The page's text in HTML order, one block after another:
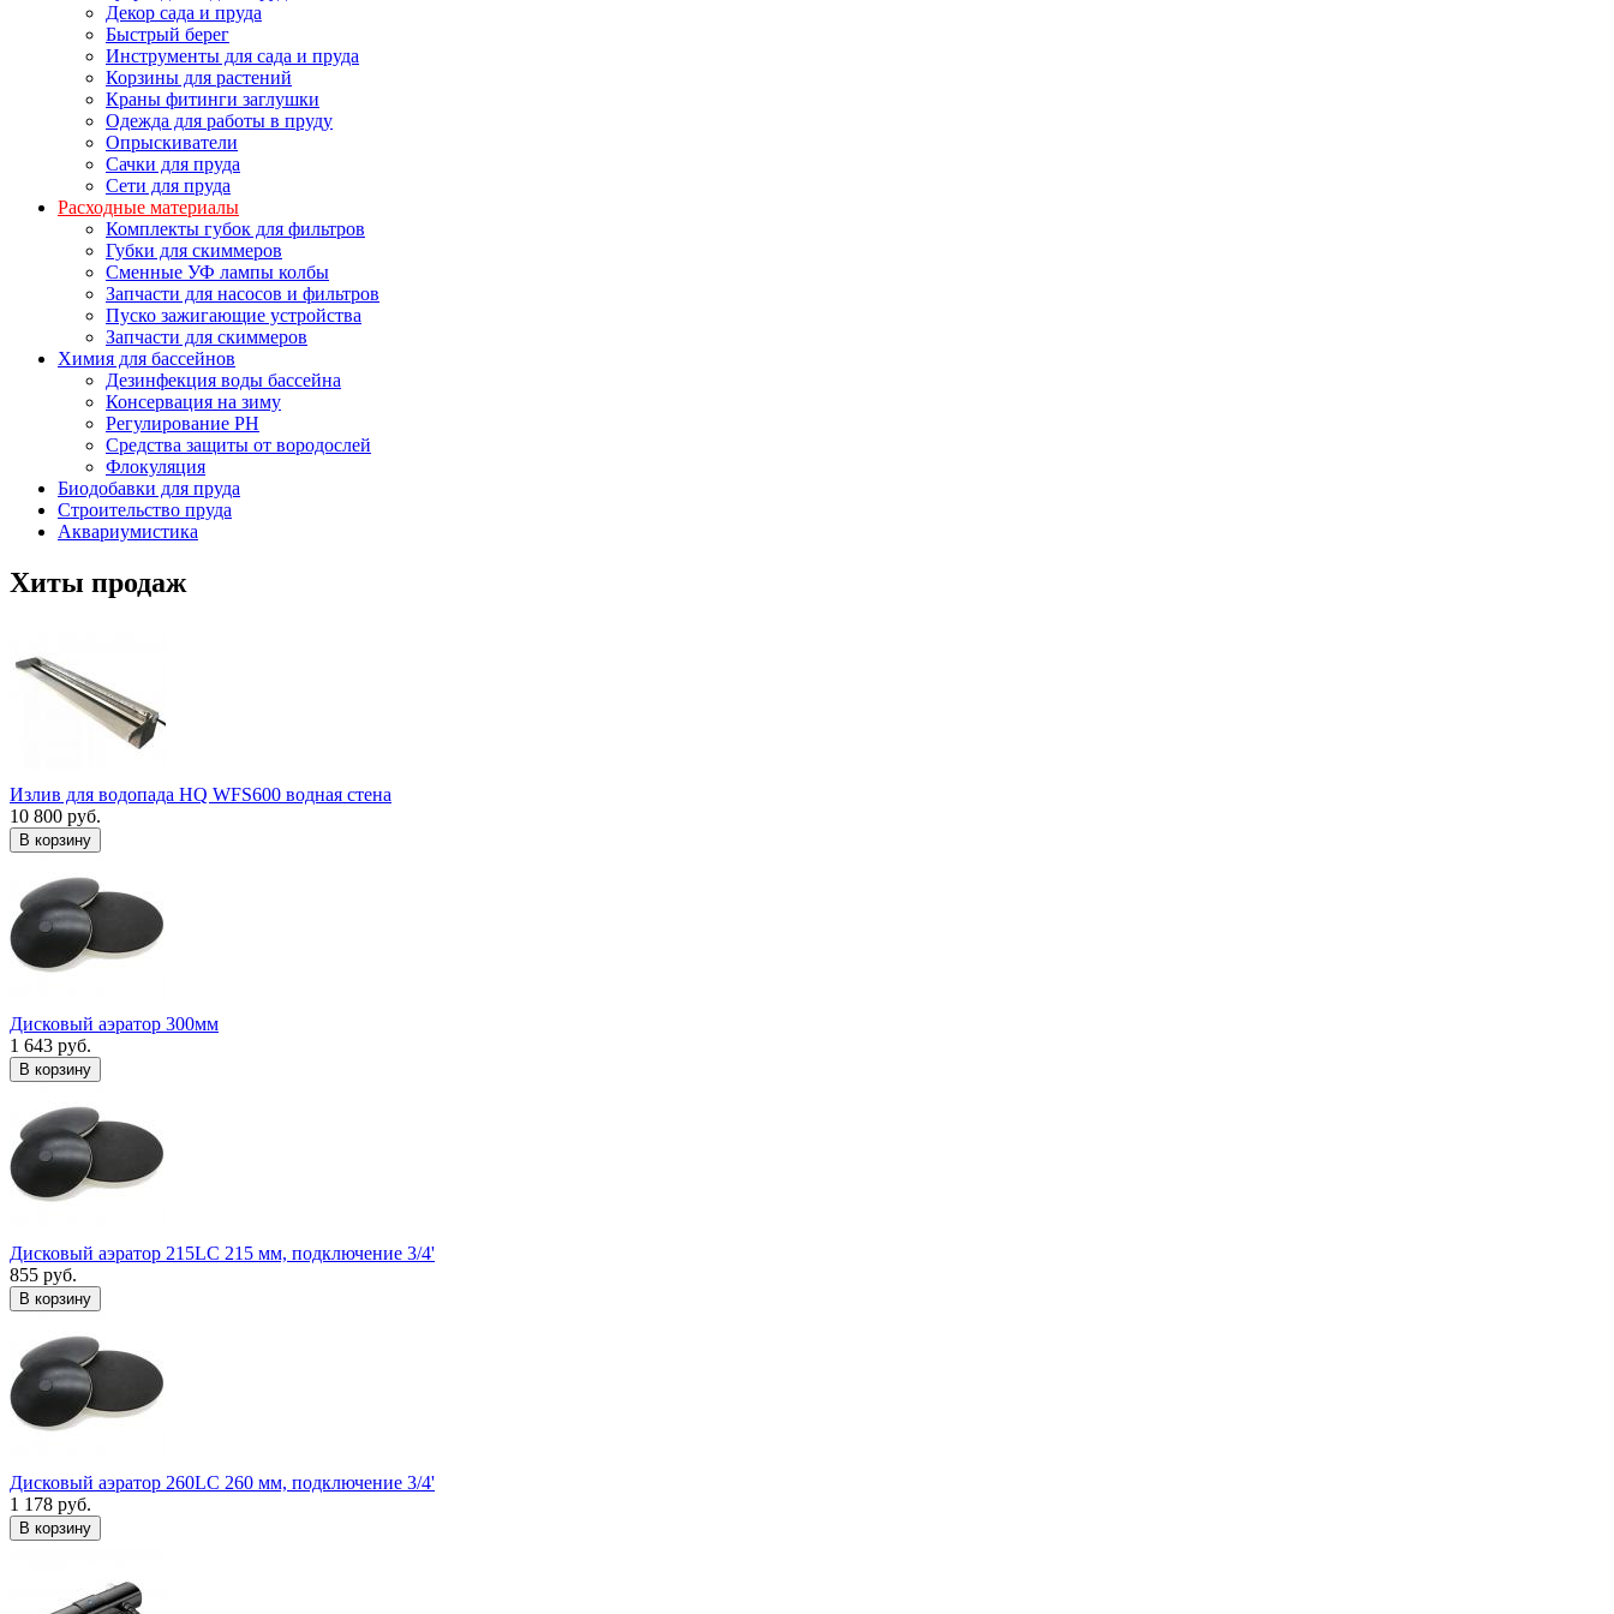
Декор сада и пруда
Быстрый берег
Инструменты для сада и пруда
Корзины для растений
Краны фитинги заглушки
Одежда для работы в пруду
Опрыскиватели
Сачки для пруда
Сети для пруда
Расходные материалы
Комплекты губок для фильтров
Губки для скиммеров
Сменные УФ лампы колбы
Запчасти для насосов и фильтров
Пуско зажигающие устройства
Запчасти для скиммеров
Химия для бассейнов
Дезинфекция воды бассейна
Консервация на зиму
Регулирование PH
Средства защиты от вородослей
Флокуляция
Биодобавки для пруда
Строительство пруда
Аквариумистика
Хиты продаж
Излив для водопада HQ WFS600 водная стена
10 800 руб.
В корзину
Дисковый аэратор 300мм
1 643 руб.
В корзину
Дисковый аэратор 215LC 215 мм, подключение 3/4'
855 руб.
В корзину
Дисковый аэратор 260LC 260 мм, подключение 3/4'
1 178 руб.
В корзину